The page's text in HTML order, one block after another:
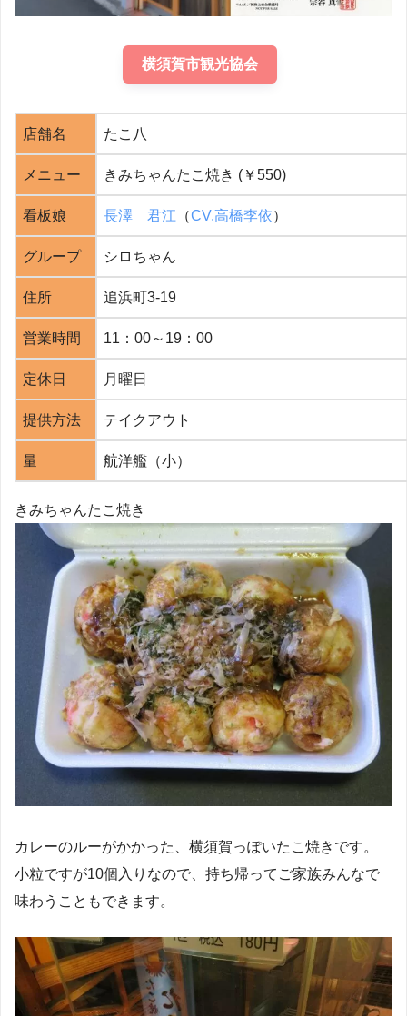
横須賀市観光協会
店舗名 たこ八
メニュー きみちゃんたこ焼き (￥550)
看板娘 長澤 君江 （CV.高橋李依）
グループ シロちゃん
住所 追浜町3-19
営業時間 11：00～19：00
定休日 月曜日
提供方法 テイクアウト
量 航洋艦（小）
きみちゃんたこ焼き
カレーのルーがかかった、横須賀っぽいたこ焼きです。
小粒ですが10個入りなので、持ち帰ってご家族みんなで
味わうこともできます。